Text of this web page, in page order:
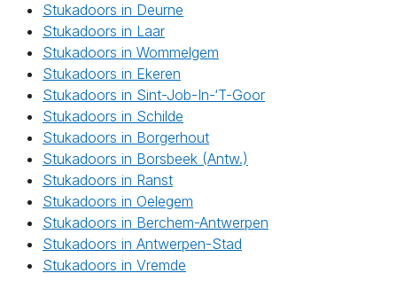
Stukadoors in Deurne
Stukadoors in Laar
Stukadoors in Wommelgem
Stukadoors in Ekeren
Stukadoors in Sint-Job-In-‘T-Goor
Stukadoors in Schilde
Stukadoors in Borgerhout
Stukadoors in Borsbeek (Antw.)
Stukadoors in Ranst
Stukadoors in Oelegem
Stukadoors in Berchem-Antwerpen
Stukadoors in Antwerpen-Stad
Stukadoors in Vremde